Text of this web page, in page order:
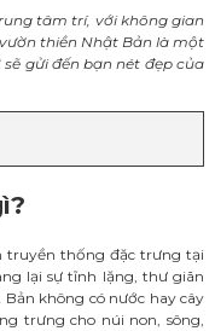
tâm trí, với không gian
thiền Nhật Bản là một
gửi đến bạn nét đẹp của
truyền thống đặc trưng tại
lại sự tĩnh lặng, thư giãn
Bản không có nước hay cây
trưng cho núi non, sông,